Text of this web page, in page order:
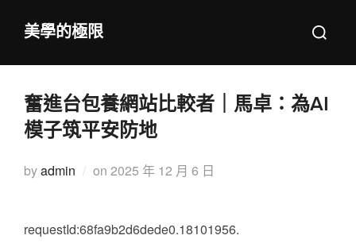
美學的極限
Search
奮進台包養網站比較者｜馬卓：為AI
模子筑平安防地
byadmin on Posted
2025 年 12 月 6 日
requestId:68fa9b2d6dede0.18101956.